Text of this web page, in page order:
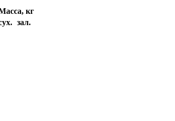
кг
зал.